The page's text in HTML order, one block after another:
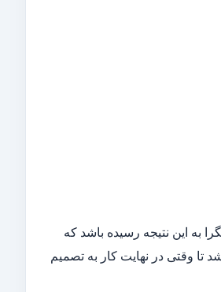
به این نتیجه رسیده باشد که
وقتی در نهایت کار به تصمیم